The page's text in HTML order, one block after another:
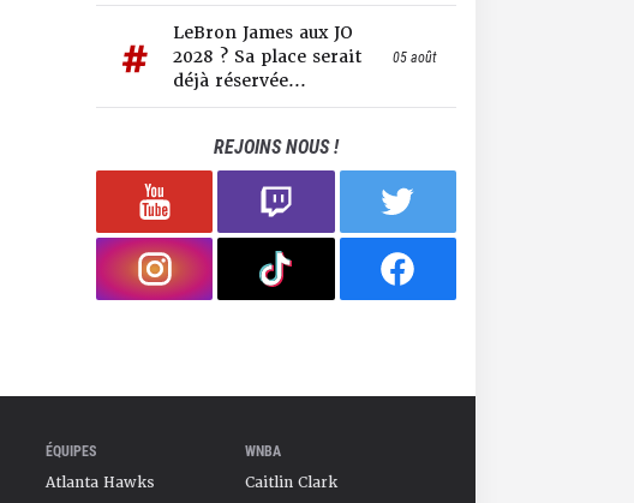
LeBron James aux JO
2028 ? Sa place serait
déjà réservée...
05 août
REJOINS NOUS !
ÉQUIPES
Atlanta Hawks
WNBA
Caitlin Clark